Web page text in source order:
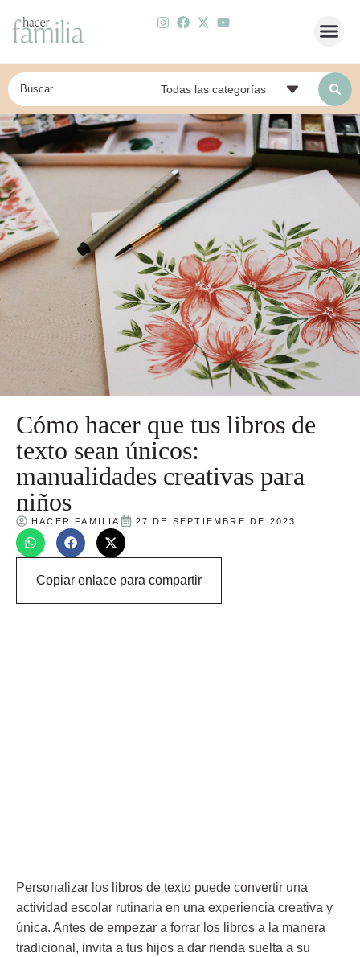
Cómo hacer que tus libros de
texto sean únicos:
manualidades creativas para
niños
HACER FAMILIA 27 DE SEPTIEMBRE DE 2023
Copiar enlace para compartir
Personalizar los libros de texto puede convertir una
actividad escolar rutinaria en una experiencia creativa y
única. Antes de empezar a forrar los libros a la manera
tradicional, invita a tus hijos a dar rienda suelta a su